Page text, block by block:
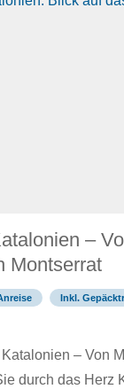
–
Montserrat
Inkl.
– Von
durch das Herz